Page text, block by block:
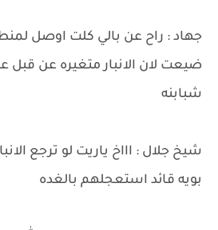
جهاد : راح عن بالي كلت اوصل
ضيعت لان الانبار متغيره عن قبل
شبابنه
شيخ جلال : اااخ ياريت لو ترجع
بويه قائد استعجلهم بالغده